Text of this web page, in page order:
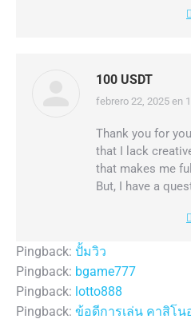
100 USDT
dice:
febrero 22, 2025 en
Thank you for
that I lack
that makes me
But, I have a
Pingback: ปั้มวิว
Pingback: bgame777
Pingback: lotto888
Pingback: ข้อดีการเล่น คาสิโน